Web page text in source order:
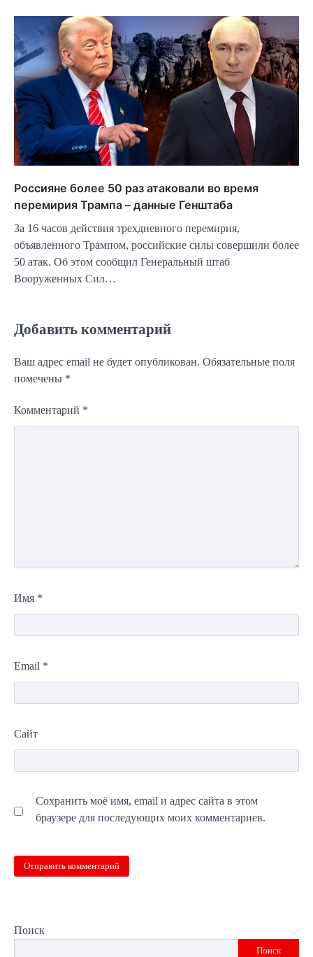
Россияне более 50 раз атаковали во время
перемирия Трампа – данные Генштаба
За 16 часов действия трехдневного перемирия,
объявленного Трампом, российские силы совершили более
50 атак. Об этом сообщил Генеральный штаб
Вооруженных Сил…
Добавить комментарий
Ваш адрес email не будет опубликован. Обязательные поля
помечены *
Комментарий *
Имя *
Email *
Сайт
Сохранить моё имя, email и адрес сайта в этом
браузере для последующих моих комментариев.
Поиск
Поиск